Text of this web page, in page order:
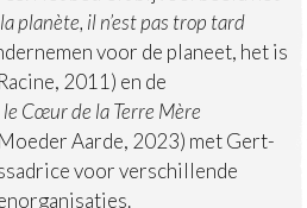
planète, il n’est pas trop tard
voor de planeet, het is
2011) en de
le Cœur de la Terre Mère
Aarde, 2023) met Gert-
voor verschillende